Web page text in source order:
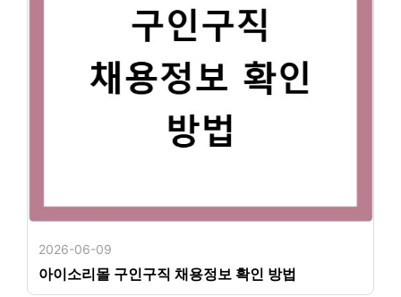
2026-06-09
아이소리몰 구인구직 채용정보 확인 방법